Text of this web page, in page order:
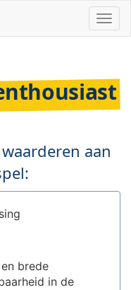
aan
brede
in de